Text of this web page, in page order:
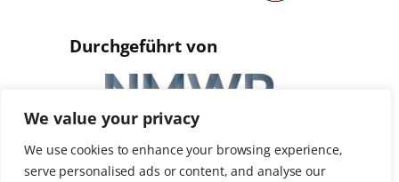
We value your privacy
We use cookies to enhance your browsing experience,
serve personalised ads or content, and analyse our
Durchgeführt von